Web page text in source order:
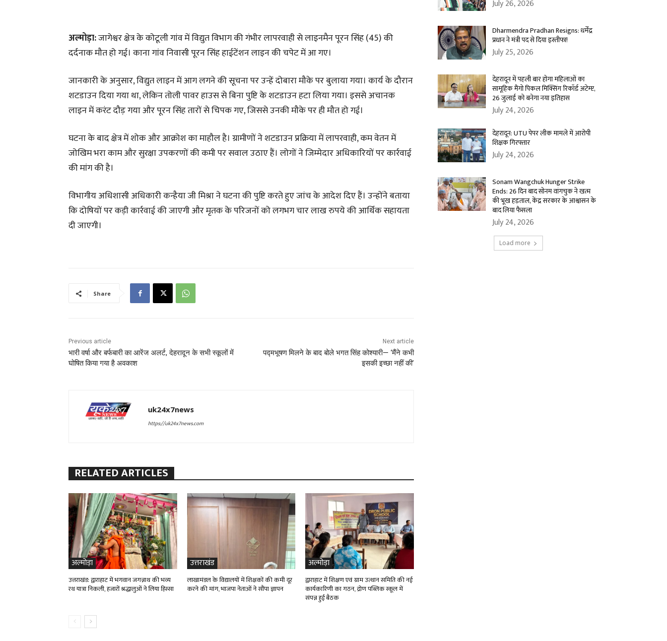
अल्मोड़ा:जागेश्वर क्षेत्र के कोटूली गांव में विद्युत विभाग की गंभीर लापरवाही से लाइनमैन पूरन सिंह (45) की
दर्दनाक मौत हो गई। काना गांव निवासी पूरन सिंह हाईटेंशन लाइन की चपेट में आ गए।
जानकारी के अनुसार, विद्युत लाइन में आग लगने की सूचना पर उन्हें दोबारा मौके पर बुलाया गया। कार्य के दौरान
शटडाउन दिया गया था, लेकिन तोली पावर हाउस से बिना पुष्टि के शटडाउन हटा लिया गया। इससे अचानक
लाइन में करंट दौड़ गया और पूरन सिंह तारों से चिपक गए, जिससे उनकी मौके पर ही मौत हो गई।
घटना के बाद क्षेत्र में शोक और आक्रोश का माहौल है। ग्रामीणों ने शटडाउन प्रक्रिया में लापरवाही, कम वेतन में
जोखिम भरा काम और सुरक्षा उपकरणों की कमी पर सवाल उठाए हैं। लोगों ने जिम्मेदार अधिकारियों पर कार्रवाई
की मांग की है।
विभागीय अधिशासी अधिकारी कन्हैया जी मिश्रा ने घटना की पुष्टि करते हुए जांच के आदेश दिए हैं। उन्होंने बताया
कि दोषियों पर कड़ी कार्रवाई की जाएगी और मृतक के परिजनों को लगभग चार लाख रुपये की आर्थिक सहायता
दी जाएगी।
Share
Previous article
भारी वर्षा और बर्फबारी का आरेंज अलर्ट, देहरादून के सभी स्कूलों में
घोषित किया गया है अवकाश
Next article
पद्मभूषण मिलने के बाद बोले भगत सिंह कोश्यारी— ‘मैंने कभी
इसकी इच्छा नहीं की’
uk24x7news
https://uk24x7news.com
RELATED ARTICLES
अल्मोड़ा
उत्तराखंड: द्वाराहाट में भगवान जगन्नाथ की भव्य
रथ यात्रा निकली, हजारों श्रद्धालुओं ने लिया हिस्सा
उत्तराखंड
लाखामंडल के विद्यालयों में शिक्षकों की कमी दूर
करने की मांग, भाजपा नेताओं ने सौंपा ज्ञापन
अल्मोड़ा
द्वाराहाट में शिक्षण एवं ग्राम उत्थान समिति की नई
कार्यकारिणी का गठन, द्रोण पब्लिक स्कूल में
संपन्न हुई बैठक
July 26, 2026
Dharmendra Pradhan Resigns: धर्मेंद्र
प्रधान ने मंत्री पद से दिया इस्तीफा!
July 25, 2026
देहरादून में पहली बार होगा महिलाओं का
सामूहिक मैंगो पिकल मिक्सिंग रिकॉर्ड अटेम्प्ट,
26 जुलाई को बनेगा नया इतिहास
July 24, 2026
देहरादून: UTU पेपर लीक मामले में आरोपी
शिक्षक गिरफ्तार
July 24, 2026
Sonam Wangchuk Hunger Strike
Ends: 26 दिन बाद सोनम वांगचुक ने खत्म
की भूख हड़ताल, केंद्र सरकार के आश्वासन के
बाद लिया फैसला
July 24, 2026
Load more